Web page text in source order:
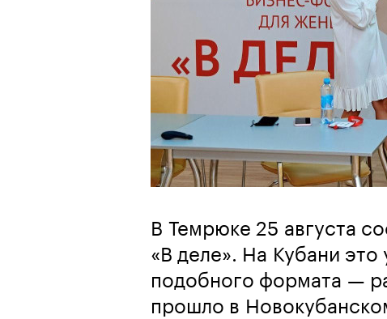
В Темрюке 25 августа
«В деле». На Кубани
подобного формата —
прошло в